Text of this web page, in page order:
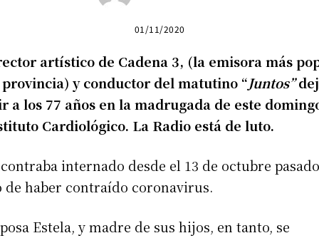
01/11/2020
artístico de Cadena 3, (la emisora más
y conductor del matutino “Juntos”
a los 77 años en la madrugada de este
Cardiológico. La Radio está de luto.
internado desde el 13 de octubre pasado
de haber contraído coronavirus.
Estela, y madre de sus hijos, en tanto, se